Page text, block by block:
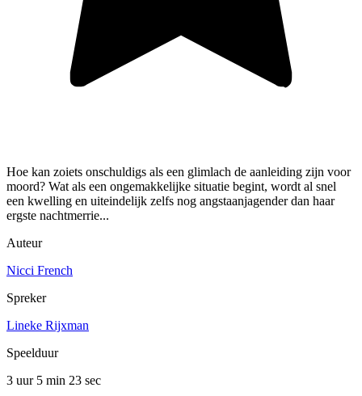
Hoe kan zoiets onschuldigs als een glimlach de aanleiding zijn voor
moord? Wat als een ongemakkelijke situatie begint, wordt al snel
een kwelling en uiteindelijk zelfs nog angstaanjagender dan haar
ergste nachtmerrie...
Auteur
Nicci French
Spreker
Lineke Rijxman
Speelduur
3 uur 5 min 23 sec